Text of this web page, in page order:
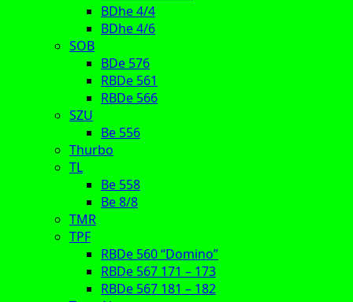
BDhe 4/4
BDhe 4/6
SOB
BDe 576
RBDe 561
RBDe 566
SZU
Be 556
Thurbo
TL
Be 558
Be 8/8
TMR
TPF
RBDe 560 “Domino”
RBDe 567 171 – 173
RBDe 567 181 – 182